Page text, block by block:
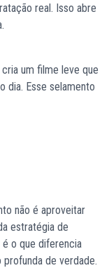
real. Isso abre
um filme leve que
dia. Esse selamento
não é aproveitar
estratégia de
o que diferencia
de verdade.